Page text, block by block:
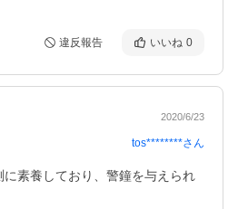
違反報告 いいね 0
2020/6/23
tos********さん
素養しており、警鐘を与えられ